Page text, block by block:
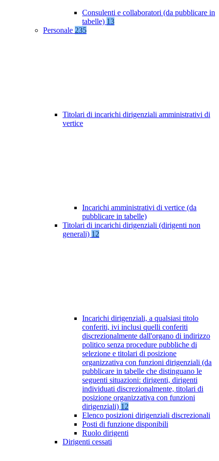
Consulenti e collaboratori (da pubblicare in
tabelle) 13
Personale 235
Titolari di incarichi dirigenziali amministrativi di
vertice
Incarichi amministrativi di vertice (da
pubblicare in tabelle)
Titolari di incarichi dirigenziali (dirigenti non
generali) 12
Incarichi dirigenziali, a qualsiasi titolo
conferiti, ivi inclusi quelli conferiti
discrezionalmente dall'organo di indirizzo
politico senza procedure pubbliche di
selezione e titolari di posizione
organizzativa con funzioni dirigenziali (da
pubblicare in tabelle che distinguano le
seguenti situazioni: dirigenti, dirigenti
individuati discrezionalmente, titolari di
posizione organizzativa con funzioni
dirigenziali) 12
Elenco posizioni dirigenziali discrezionali
Posti di funzione disponibili
Ruolo dirigenti
Dirigenti cessati